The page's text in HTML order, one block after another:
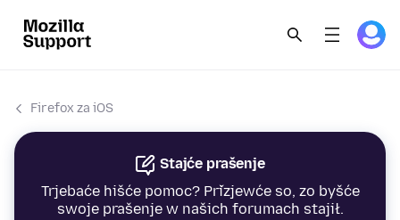
Firefox za iOS
Stajće prašenje
Trjebaće hišće pomoc? Přizjewće so, zo byšće
swoje prašenje w našich forumach stajił.